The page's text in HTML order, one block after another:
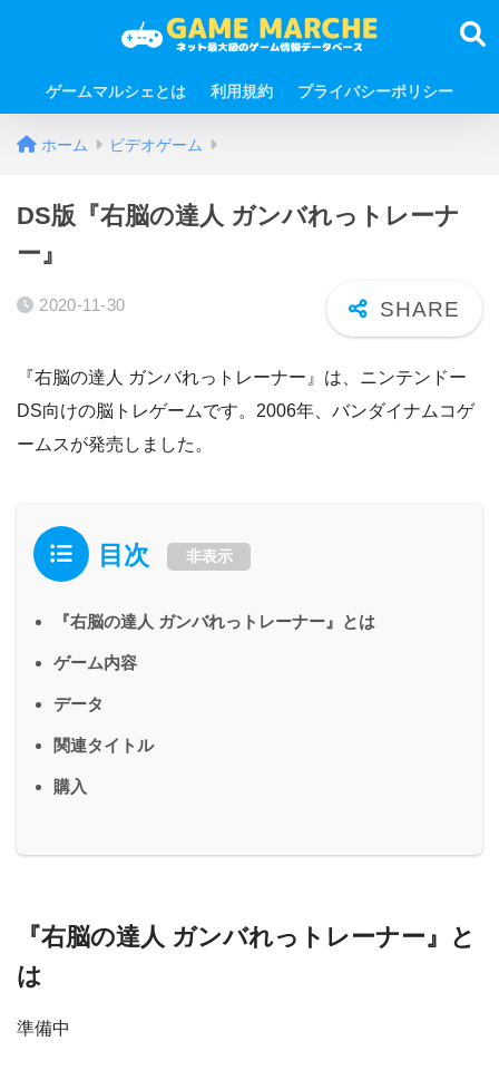
ゲームマルシェとは 利用規約 プライバシーポリシー
ホーム ビデオゲーム
DS版『右脳の達人 ガンバれっトレーナ
ー』
2020-11-30
『右脳の達人 ガンバれっトレーナー』は、ニンテンドー
DS向けの脳トレゲームです。2006年、バンダイナムコゲ
ームスが発売しました。
目次 非表示
『右脳の達人 ガンバれっトレーナー』とは
ゲーム内容
データ
関連タイトル
購入
『右脳の達人 ガンバれっトレーナー』と
は
準備中